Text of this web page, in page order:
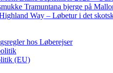
Tramuntana bjerge på
Way – Løbetur i det
hos Løberejser
(EU)